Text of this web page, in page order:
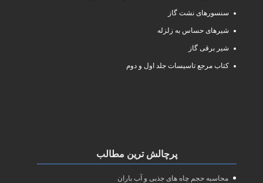
سنسورهای نشت گاز
شیرهای حساس به زلزله
شیر برقی گاز
کتاب مرجع تاسیسات جلد اول و دوم
پرچالش ترین مطالب
محاسبه حجم چاه های جذبی و آب باران